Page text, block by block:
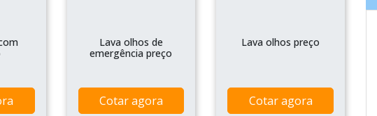
Lava olhos de
emergência preço
Cotar agora
Lava olhos preço
Cotar agora